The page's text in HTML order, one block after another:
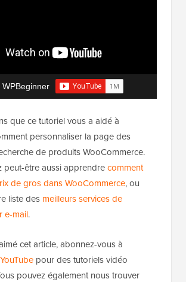
que ce tutoriel vous a aidé à
personnaliser la page des
de produits WooCommerce.
peut-être aussi apprendrecomment
de gros dans WooCommerce, ou
liste des meilleurs services de
e-mail.
cet article, abonnez-vous à
pour des tutoriels vidéo
pouvez également nous trouver